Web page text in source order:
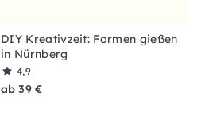
DIY Kreativzeit: Formen gießen
in Nürnberg
4,9
ab 39 €